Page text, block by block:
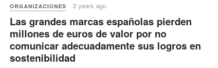
ORGANIZACIONES 2 years ago
Las grandes marcas españolas pierden
millones de euros de valor por no
comunicar adecuadamente sus logros en
sostenibilidad